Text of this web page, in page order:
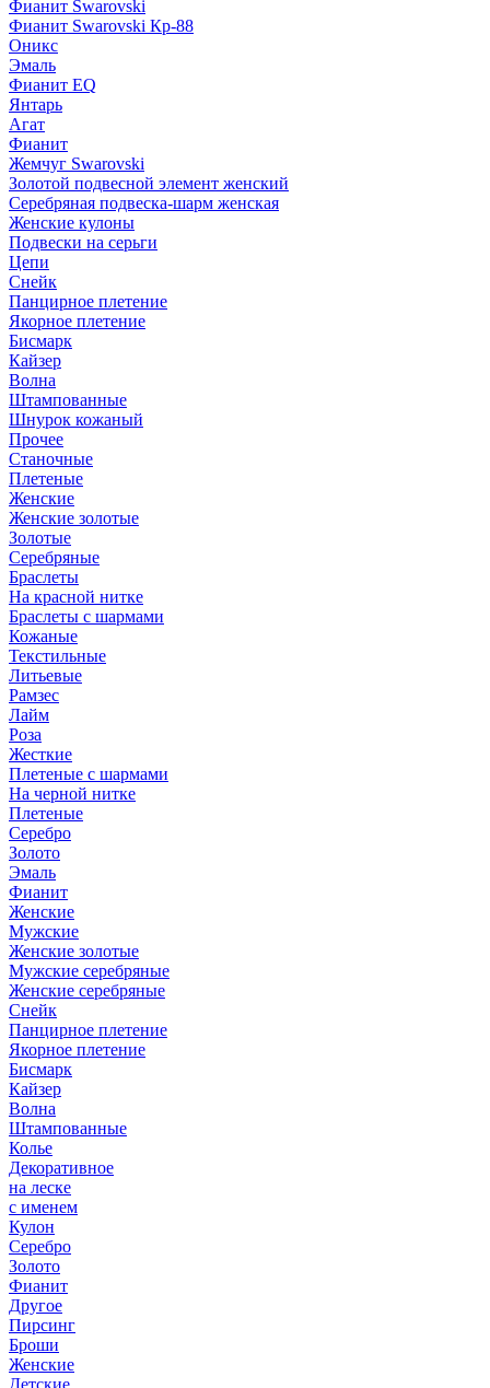
Фианит Swarovski
Фианит Swarovski Кр-88
Оникс
Эмаль
Фианит EQ
Янтарь
Агат
Фианит
Жемчуг Swarovski
Золотой подвесной элемент женcкий
Серебряная подвеска-шарм женская
Женские кулоны
Подвески на серьги
Цепи
Снейк
Панцирное плетение
Якорное плетение
Бисмарк
Кайзер
Волна
Штампованные
Шнурок кожаный
Прочее
Станочные
Плетеные
Женские
Женские золотые
Золотые
Серебряные
Браслеты
На красной нитке
Браслеты с шармами
Кожаные
Текстильные
Литьевые
Рамзес
Лайм
Роза
Жесткие
Плетеные с шармами
На черной нитке
Плетеные
Серебро
Золото
Эмаль
Фианит
Женские
Мужские
Женские золотые
Мужские серебряные
Женские серебряные
Снейк
Панцирное плетение
Якорное плетение
Бисмарк
Кайзер
Волна
Штампованные
Колье
Декоративное
на леске
с именем
Кулон
Серебро
Золото
Фианит
Другое
Пирсинг
Броши
Женские
Детские